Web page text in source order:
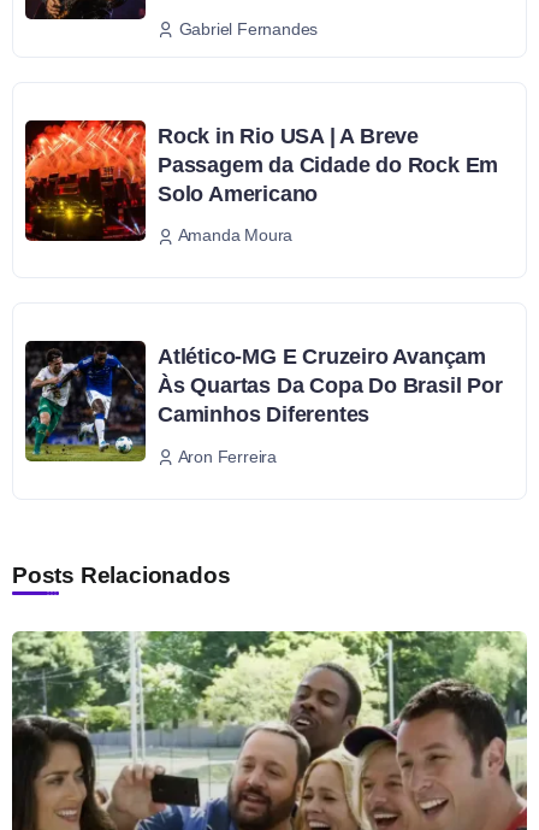
Gabriel Fernandes
Rock in Rio USA | A Breve
Passagem da Cidade do Rock Em
Solo Americano
Amanda Moura
Atlético-MG E Cruzeiro Avançam
Às Quartas Da Copa Do Brasil Por
Caminhos Diferentes
Aron Ferreira
Posts Relacionados